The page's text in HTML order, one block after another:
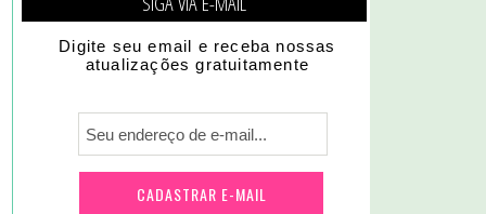
Digite seu email e receba nossas
atualizações gratuitamente